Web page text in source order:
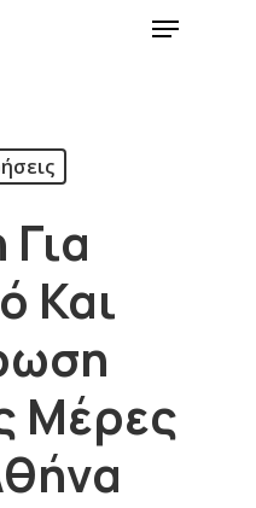
Και
Μέρες